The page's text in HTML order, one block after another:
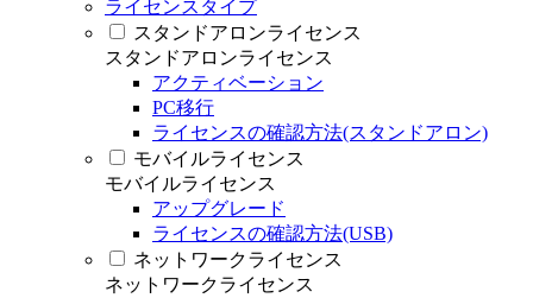
ライセンスタイプ
スタンドアロンライセンス
スタンドアロンライセンス
アクティベーション
PC移行
ライセンスの確認方法(スタンドアロン)
モバイルライセンス
モバイルライセンス
アップグレード
ライセンスの確認方法(USB)
ネットワークライセンス
ネットワークライセンス